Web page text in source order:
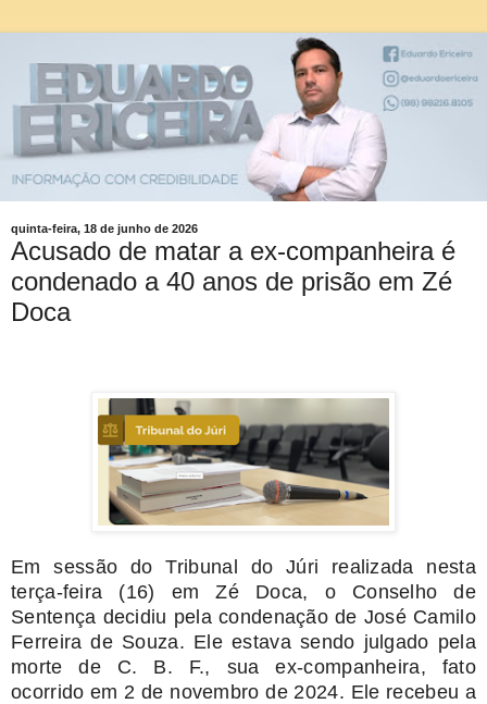
quinta-feira, 18 de junho de 2026
Acusado de matar a ex-companheira é
condenado a 40 anos de prisão em Zé
Doca
Em sessão do Tribunal do Júri realizada nesta
terça-feira (16) em Zé Doca, o Conselho de
Sentença decidiu pela condenação de José Camilo
Ferreira de Souza. Ele estava sendo julgado pela
morte de C. B. F., sua ex-companheira, fato
ocorrido em 2 de novembro de 2024. Ele recebeu a